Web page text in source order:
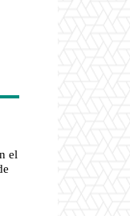
el